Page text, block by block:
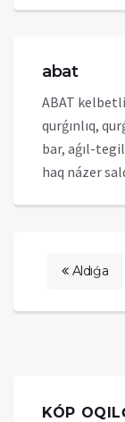
abat
ABAT
qurǵınlıq,
bar, aǵıl-
haq názer
Aldıǵa
KÓP